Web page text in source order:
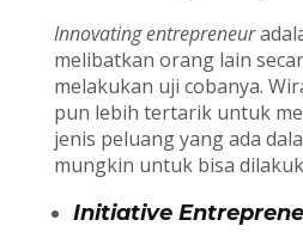
Innovating entrepreneur
melibatkan orang lain
melakukan uji cobanya.
pun lebih tertarik untuk
jenis peluang yang ada
mungkin untuk bisa
Initiative